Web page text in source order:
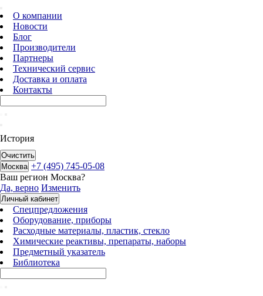
О компании
Новости
Блог
Производители
Партнеры
Технический сервис
Доставка и оплата
Контакты
История
Очистить
Москва +7 (495) 745-05-08
Ваш регион Москва?
Да, верно Изменить
Личный кабинет
Спецпредложения
Оборудование, приборы
Расходные материалы, пластик, стекло
Химические реактивы, препараты, наборы
Предметный указатель
Библиотека